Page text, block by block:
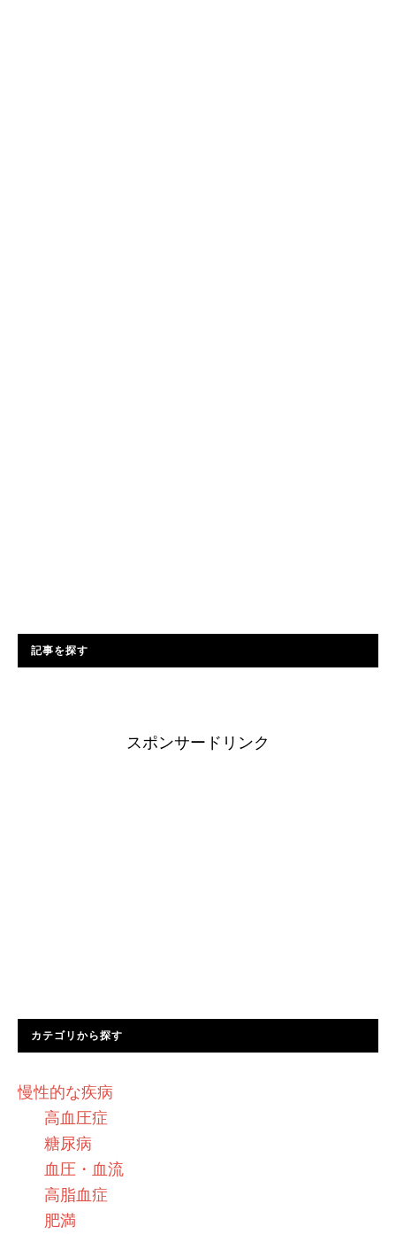
記事を探す
スポンサードリンク
カテゴリから探す
慢性的な疾病
高血圧症
糖尿病
血圧・血流
高脂血症
肥満